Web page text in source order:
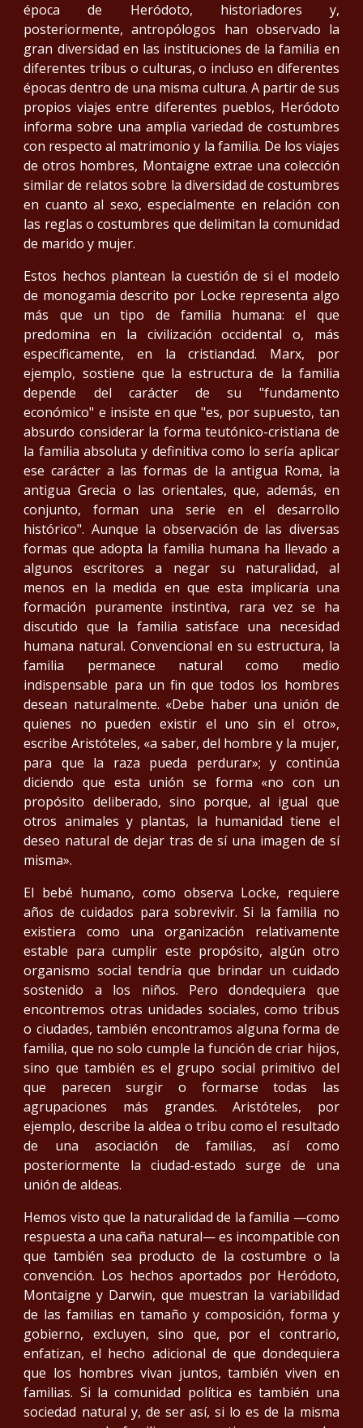
época de Heródoto, historiadores y,
posteriormente, antropólogos han observado la
gran diversidad en las instituciones de la familia en
diferentes tribus o culturas, o incluso en diferentes
épocas dentro de una misma cultura. A partir de sus
propios viajes entre diferentes pueblos, Heródoto
informa sobre una amplia variedad de costumbres
con respecto al matrimonio y la familia. De los viajes
de otros hombres, Montaigne extrae una colección
similar de relatos sobre la diversidad de costumbres
en cuanto al sexo, especialmente en relación con
las reglas o costumbres que delimitan la comunidad
de marido y mujer.
Estos hechos plantean la cuestión de si el modelo
de monogamia descrito por Locke representa algo
más que un tipo de familia humana: el que
predomina en la civilización occidental o, más
específicamente, en la cristiandad. Marx, por
ejemplo, sostiene que la estructura de la familia
depende del carácter de su "fundamento
económico" e insiste en que "es, por supuesto, tan
absurdo considerar la forma teutónico-cristiana de
la familia absoluta y definitiva como lo sería aplicar
ese carácter a las formas de la antigua Roma, la
antigua Grecia o las orientales, que, además, en
conjunto, forman una serie en el desarrollo
histórico". Aunque la observación de las diversas
formas que adopta la familia humana ha llevado a
algunos escritores a negar su naturalidad, al
menos en la medida en que esta implicaría una
formación puramente instintiva, rara vez se ha
discutido que la familia satisface una necesidad
humana natural. Convencional en su estructura, la
familia permanece natural como medio
indispensable para un fin que todos los hombres
desean naturalmente. «Debe haber una unión de
quienes no pueden existir el uno sin el otro»,
escribe Aristóteles, «a saber, del hombre y la mujer,
para que la raza pueda perdurar»; y continúa
diciendo que esta unión se forma «no con un
propósito deliberado, sino porque, al igual que
otros animales y plantas, la humanidad tiene el
deseo natural de dejar tras de sí una imagen de sí
misma».
El bebé humano, como observa Locke, requiere
años de cuidados para sobrevivir. Si la familia no
existiera como una organización relativamente
estable para cumplir este propósito, algún otro
organismo social tendría que brindar un cuidado
sostenido a los niños. Pero dondequiera que
encontremos otras unidades sociales, como tribus
o ciudades, también encontramos alguna forma de
familia, que no solo cumple la función de criar hijos,
sino que también es el grupo social primitivo del
que parecen surgir o formarse todas las
agrupaciones más grandes. Aristóteles, por
ejemplo, describe la aldea o tribu como el resultado
de una asociación de familias, así como
posteriormente la ciudad-estado surge de una
unión de aldeas.
Hemos visto que la naturalidad de la familia —como
respuesta a una caña natural— es incompatible con
que también sea producto de la costumbre o la
convención. Los hechos aportados por Heródoto,
Montaigne y Darwin, que muestran la variabilidad
de las familias en tamaño y composición, forma y
gobierno, excluyen, sino que, por el contrario,
enfatizan, el hecho adicional de que dondequiera
que los hombres vivan juntos, también viven en
familias. Si la comunidad política es también una
sociedad natural y, de ser así, si lo es de la misma